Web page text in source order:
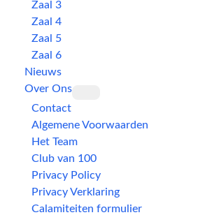
Zaal 3
Zaal 4
Zaal 5
Zaal 6
Nieuws
Over Ons
Contact
Algemene Voorwaarden
Het Team
Club van 100
Privacy Policy
Privacy Verklaring
Calamiteiten formulier